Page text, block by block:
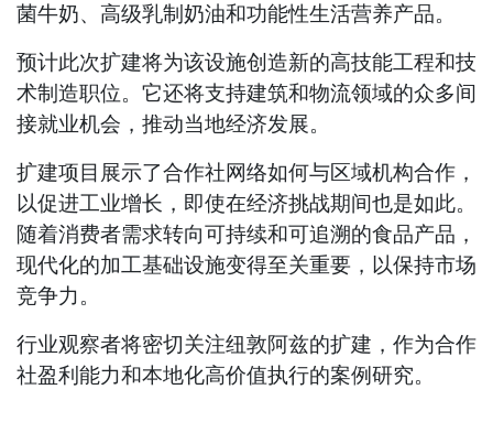
菌牛奶、高级乳制奶油和功能性生活营养产品。
预计此次扩建将为该设施创造新的高技能工程和技
术制造职位。它还将支持建筑和物流领域的众多间
接就业机会，推动当地经济发展。
扩建项目展示了合作社网络如何与区域机构合作，
以促进工业增长，即使在经济挑战期间也是如此。
随着消费者需求转向可持续和可追溯的食品产品，
现代化的加工基础设施变得至关重要，以保持市场
竞争力。
行业观察者将密切关注纽敦阿兹的扩建，作为合作
社盈利能力和本地化高价值执行的案例研究。